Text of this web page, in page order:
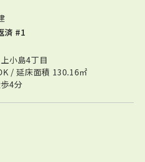
済 #1
小島4丁目
/ 延床面積 130.16㎡
4分